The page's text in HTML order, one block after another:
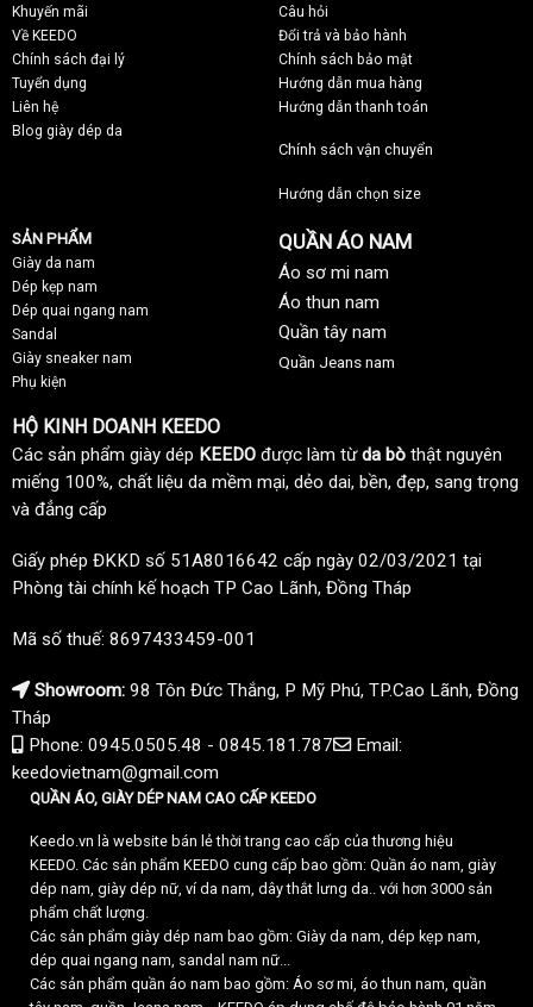
Khuyến mãi
Về KEEDO
Chính sách đại lý
Tuyển dụng
Liên hệ
Blog giày dép da
Câu hỏi
Đổi trả và bảo hành
Chính sách bảo mật
Hướng dẫn mua hàng
Hướng dẫn thanh toán
Chính sách vận chuyển
Hướng dẫn chọn size
SẢN PHẨM
Giày da nam
Dép kẹp nam
Dép quai ngang nam
Sandal
Giày sneaker nam
Phụ kiện
QUẦN ÁO NAM
Áo sơ mi nam
Áo thun nam
Quần tây nam
Quần Jeans nam
HỘ KINH DOANH KEEDO
Các sản phẩm giày dép KEEDO được làm từda bò thật nguyên
miếng 100%, chất liệu da mềm mại, dẻo dai, bền, đẹp, sang trọng
và đẳng cấp
Giấy phép ĐKKD số 51A8016642 cấp ngày 02/03/2021 tại
Phòng tài chính kế hoạch TP Cao Lãnh, Đồng Tháp
Mã số thuế: 8697433459-001
Showroom: 98 Tôn Đức Thắng, P Mỹ Phú, TP.Cao Lãnh, Đồng
Tháp
Phone: 0945.0505.48 - 0845.181.787
Email:
keedovietnam@gmail.com
QUẦN ÁO, GIÀY DÉP NAM CAO CẤP KEEDO
Keedo.vn là website bán lẻ thời trang cao cấp của thương hiệu
KEEDO. Các sản phẩm KEEDO cung cấp bao gồm: Quần áo nam, giày
dép nam, giày dép nữ, ví da nam, dây thắt lưng da.. với hơn 3000 sản
phẩm chất lượng.
Các sản phẩm giày dép nam bao gồm: Giày da nam, dép kẹp nam,
dép quai ngang nam, sandal nam nữ...
Các sản phẩm quần áo nam bao gồm: Áo sơ mi, áo thun nam, quần